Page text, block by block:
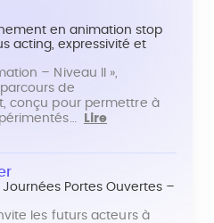
en animation stop
acting, expressivité et
– Niveau II »,
de
conçu pour permettre à
Lire
Portes Ouvertes –
les futurs acteurs à